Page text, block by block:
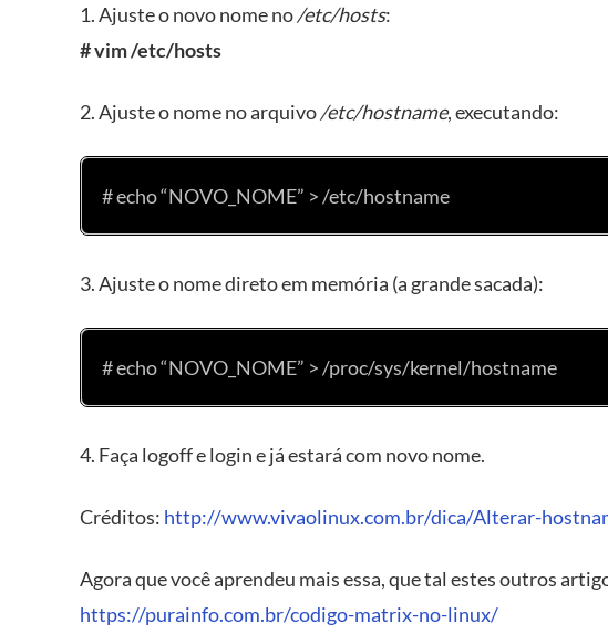
1. Ajuste o novo nome no/etc/hosts:
# vim /etc/hosts
2. Ajuste o nome no arquivo/etc/hostname, executando:
# echo “NOVO_NOME” > /etc/hostname
3. Ajuste o nome direto em memória (a grande sacada):
# echo “NOVO_NOME” > /proc/sys/kernel/hostname
4. Faça logoff e login e já estará com novo nome.
Créditos: http://www.vivaolinux.com.br/dica/Alterar-
Agora que você aprendeu mais essa, que tal estes outros
https://purainfo.com.br/codigo-matrix-no-linux/